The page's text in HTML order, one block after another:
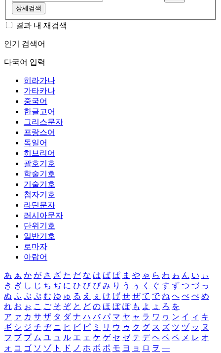
상세검색
결과 내 재검색
인기 검색어
다국어 입력
히라가나
가타카나
중국어
한글고어
그리스문자
프랑스어
독일어
히브리어
괄호기호
학술기호
기술기호
첨자기호
라틴문자
러시아문자
단위기호
일반기호
로마자
아랍어
あ ぁ か が さ ざ た だ な は ば ぱ ま や ゃ ら わ ゎ ん い ぃ
き ぎ し じ ち ぢ に ひ び ぴ み り う ぅ く ぐ す ず つ づ っ
ぬ ふ ぶ ぷ む ゆ ゅ る え ぇ け げ せ ぜ て で ね へ べ ぺ め
れ お ぉ こ ご そ ぞ と ど の ほ ぼ ぽ も よ ょ ろ を
ア ァ カ サ ザ タ ダ ナ ハ バ パ マ ヤ ャ ラ ワ ヮ ン イ ィ キ
ギ シ ジ チ ヂ ニ ヒ ビ ピ ミ リ ウ ゥ ク グ ス ズ ツ ヅ ッ ヌ
フ ブ プ ム ユ ュ ル エ ェ ケ ゲ セ ゼ テ デ ヘ ベ ペ メ レ オ
ォ コ ゴ ソ ゾ ト ド ノ ホ ボ ポ モ ヨ ョ ロ ヲ ―